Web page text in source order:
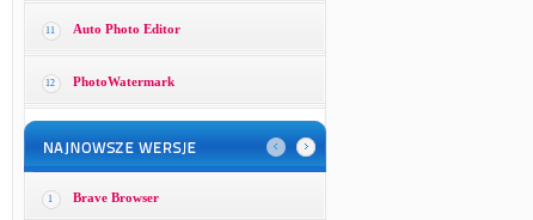
11 Auto Photo Editor
12 PhotoWatermark
1 Brave Browser